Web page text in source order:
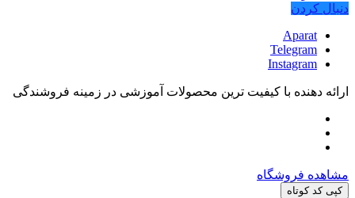
دنبال کردن
Aparat
Telegram
Instagram
ارائه دهنده با کیفیت ترین محصولات آموزشی در زمینه فروشندگی
مشاهده فروشگاه
کپی کد کوتاه